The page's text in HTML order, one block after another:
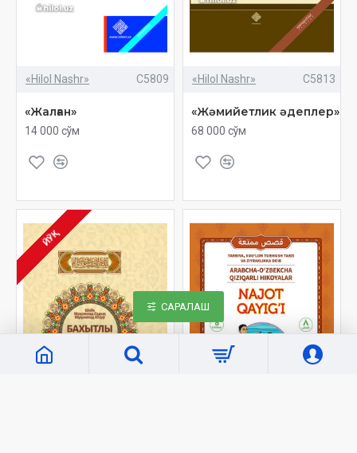
«Hilol Nashr» C5809
«Жалған»
14 000 сўм
«Hilol Nashr» C5813
«Жәмийетлик әдеплер»
68 000 сўм
ЙЎҚ
САРАЛАШ